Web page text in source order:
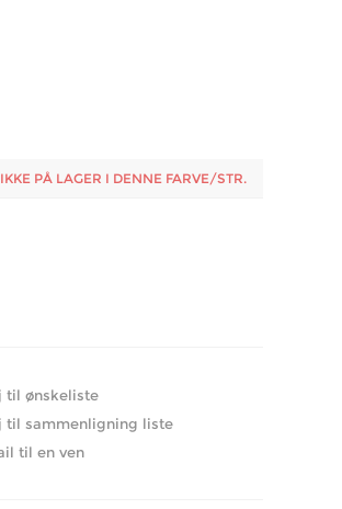
IKKE PÅ LAGER I DENNE FARVE/STR.